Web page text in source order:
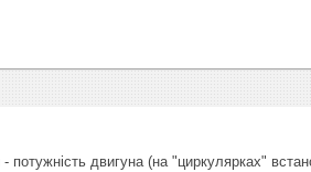
- потужність двигуна (на "циркулярках"